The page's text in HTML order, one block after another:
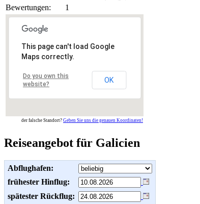
Bewertungen: 1
This page can't load Google
Maps correctly.
Do you own this
website?
OK
der falsche Standort? Geben Sie uns die genauen Koordinaten!
Reiseangebot für Galicien
Abflughafen:
frühester Hinflug:
spätester Rückflug: